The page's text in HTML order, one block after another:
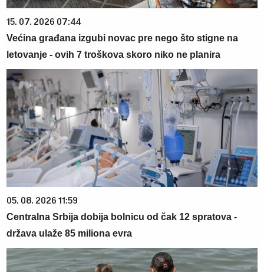
15. 07. 2026 07:44
Većina građana izgubi novac pre nego što stigne na
letovanje - ovih 7 troškova skoro niko ne planira
05. 08. 2026 11:59
Centralna Srbija dobija bolnicu od čak 12 spratova -
država ulaže 85 miliona evra